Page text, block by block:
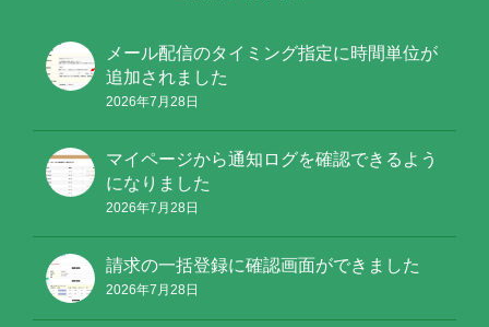
メール配信のタイミング指定に時間単位が
追加されました
2026年7月28日
マイページから通知ログを確認できるよう
になりました
2026年7月28日
請求の一括登録に確認画面ができました
2026年7月28日